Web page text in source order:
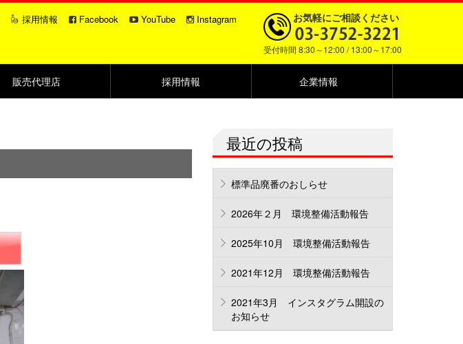
お気軽にご相談ください
受付時間 8:30～12:00 / 13:00～17:00
採用情報 Facebook YouTube Instagram
販売代理店 採用情報 企業情報
最近の投稿
標準品廃番のおしらせ
2026年２月 環境整備活動報告
2025年10月 環境整備活動報告
2021年12月 環境整備活動報告
2021年3月 インスタグラム開設の
お知らせ